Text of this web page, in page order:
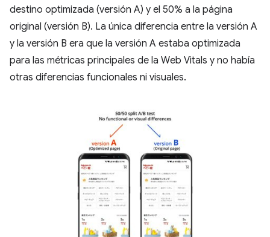
destino optimizada (versión A) y el 50% a la página
original (versión B). La única diferencia entre la versión A
y la versión B era que la versión A estaba optimizada
para las métricas principales de la Web Vitals y no había
otras diferencias funcionales ni visuales.